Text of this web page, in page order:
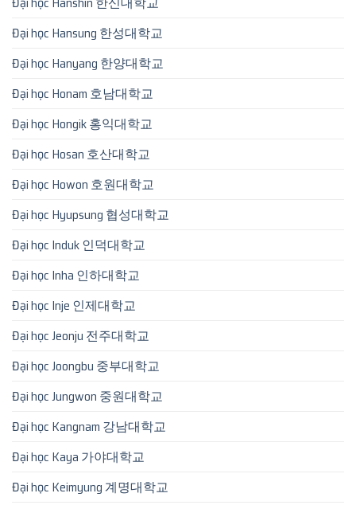
Đại học Hansung 한성대학교
Đại học Hanyang 한양대학교
Đại học Honam 호남대학교
Đại học Hongik 홍익대학교
Đại học Hosan 호산대학교
Đại học Howon 호원대학교
Đại học Hyupsung 협성대학교
Đại học Induk 인덕대학교
Đại học Inha 인하대학교
Đại học Inje 인제대학교
Đại học Jeonju 전주대학교
Đại học Joongbu 중부대학교
Đại học Jungwon 중원대학교
Đại học Kangnam 강남대학교
Đại học Kaya 가야대학교
Đại học Keimyung 계명대학교